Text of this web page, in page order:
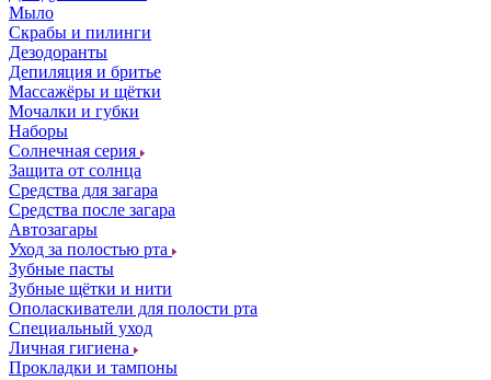
Мыло
Скрабы и пилинги
Дезодоранты
Депиляция и бритье
Массажёры и щётки
Мочалки и губки
Наборы
Солнечная серия
Защита от солнца
Средства для загара
Средства после загара
Автозагары
Уход за полостью рта
Зубные пасты
Зубные щётки и нити
Ополаскиватели для полости рта
Специальный уход
Личная гигиена
Прокладки и тампоны